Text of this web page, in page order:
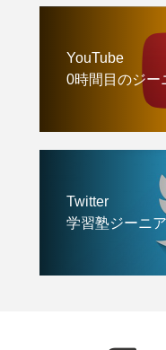
YouTube
0時間目のジー
Twitter
学習塾ジーニ